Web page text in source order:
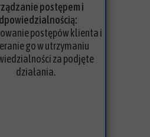
postępem i
postępów klienta i
go w utrzymaniu
za podjęte
działania.